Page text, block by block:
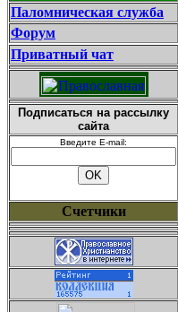
Паломническая служба
Форум
Приватный чат
Подписаться на рассылку
сайта
Введите E-mail:
Счетчики